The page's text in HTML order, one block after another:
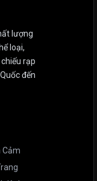
lượng
loại,
rạp
đến
Cảm